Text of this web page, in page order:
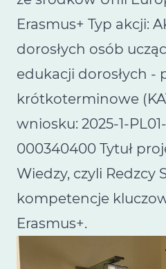
Erasmus+ Typ akcji:
dorosłych osób
edukacji dorosłych -
krótkoterminowe
wniosku: 2025-1-
000340400 Tytuł
Wiedzy, czyli Redzcy
kompetencje
Erasmus+.